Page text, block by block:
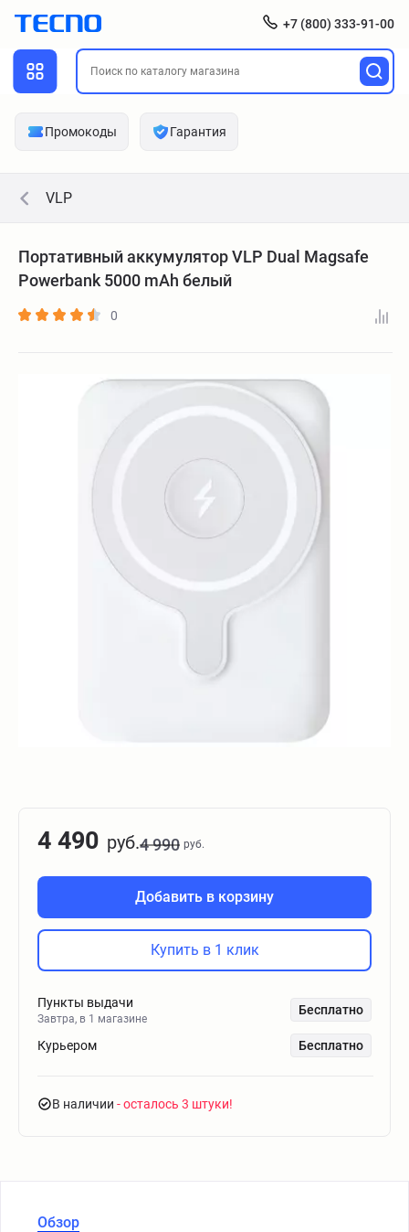
+7 (800) 333-91-00
Промокоды Гарантия
VLP
Портативный аккумулятор VLP Dual Magsafe
Powerbank 5000 mAh белый
0
4 490 руб.4 990 руб.
Добавить в корзину
Купить в 1 клик
Пункты выдачи
Завтра, в 1 магазине
Бесплатно
Курьером Бесплатно
В наличии - осталось 3 штуки
Обзор